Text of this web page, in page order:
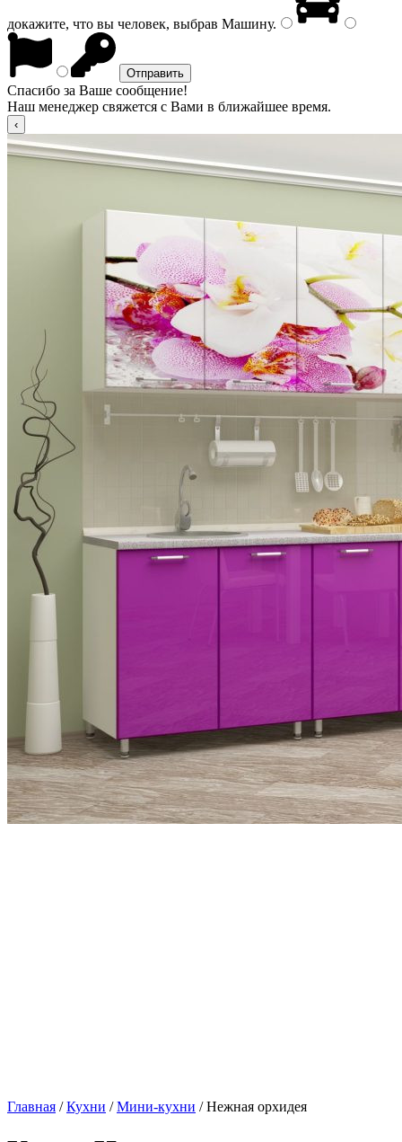
докажите, что вы человек, выбрав Машину.
Спасибо за Ваше сообщение!
Наш менеджер свяжется с Вами в ближайшее время.
Главная /Кухни /Мини-кухни / Нежная орхидея